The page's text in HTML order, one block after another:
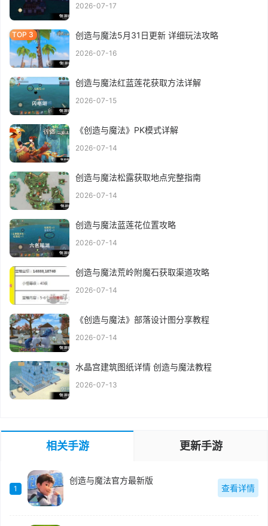
2026-07-17
创造与魔法5月31日更新 详细玩法攻略
2026-07-16
创造与魔法红蓝莲花获取方法详解
2026-07-15
《创造与魔法》PK模式详解
2026-07-14
创造与魔法松露获取地点完整指南
2026-07-14
创造与魔法蓝莲花位置攻略
2026-07-14
创造与魔法荒岭附魔石获取渠道攻略
2026-07-14
《创造与魔法》部落设计图分享教程
2026-07-14
水晶宫建筑图纸详情 创造与魔法教程
2026-07-13
相关手游 更新手游
1
创造与魔法官方最新版
查看详情